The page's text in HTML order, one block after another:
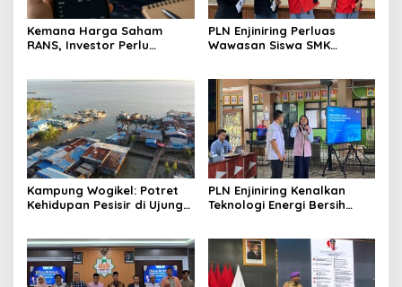
Kemana Harga Saham
RANS, Investor Perlu
Berlebihan
PLN Enjiniring Perluas
Wawasan Siswa SMK
Kampung Wogikel: Potret
Kehidupan Pesisir di Ujung
Keterbatasan
PLN Enjiniring Kenalkan
Teknologi Energi Bersih